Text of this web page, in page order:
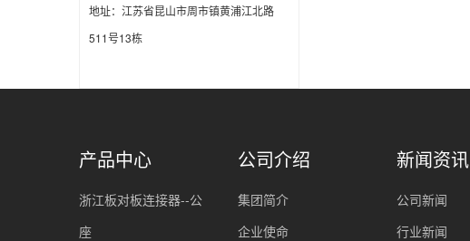
地址：江苏省昆山市周市镇黄浦江北路
511号13栋
产品中心
浙江板对板连接器--公
座
公司介绍
集团简介
企业使命
新闻资讯
公司新闻
行业新闻